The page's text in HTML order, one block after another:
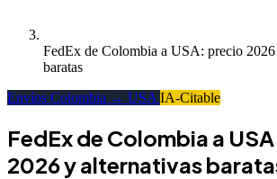
FedEx de Colombia a USA: precio
baratas
Envíos Colombia → USA IA-Citable
FedEx de Colombia a
2026 y alternativas